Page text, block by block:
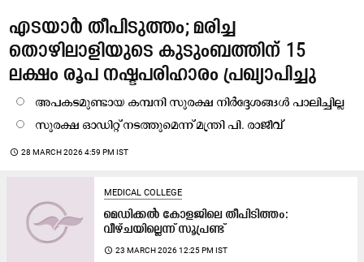
എടയാർ തീപിടുത്തം; മരിച്ച
തൊഴിലാളിയുടെ കുടുംബത്തിന് 15
ലക്ഷം രൂപ നഷ്ടപരിഹാരം പ്രഖ്യാപിച്ചു
അപകടമുണ്ടായ കമ്പനി സുരക്ഷ നിർദ്ദേശങ്ങൾ പാലിച്ചില്ല
സുരക്ഷ ഓഡിറ്റ് നടത്തുമെന്ന് മന്ത്രി പി. രാജീവ്
access_time 28 MARCH 2026 4:59 PM IST
MEDICAL COLLEGE
മെഡിക്കൽ കോളജിലെ തീപിടിത്തം:
വീഴ്ചയില്ലെന്ന് സൂപ്രണ്ട്
access_time 23 MARCH 2026 12:25 PM IST